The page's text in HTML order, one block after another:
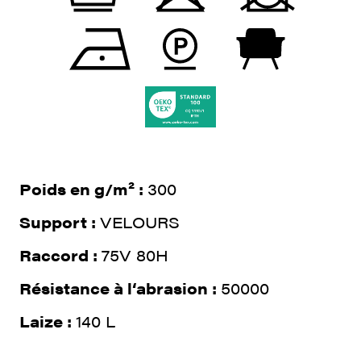
Poids en g/m² : 300
Support : VELOURS
Raccord : 75V 80H
Résistance à l‘abrasion : 50000
Laize : 140 L